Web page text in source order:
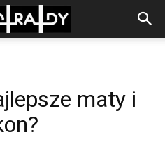
maty i